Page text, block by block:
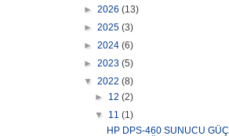
► 2026 (13)
► 2025 (3)
► 2024 (6)
► 2023 (5)
▼ 2022 (8)
► 12(2)
▼ 11(1)
HP DPS-460 SUNUCU GÜÇ